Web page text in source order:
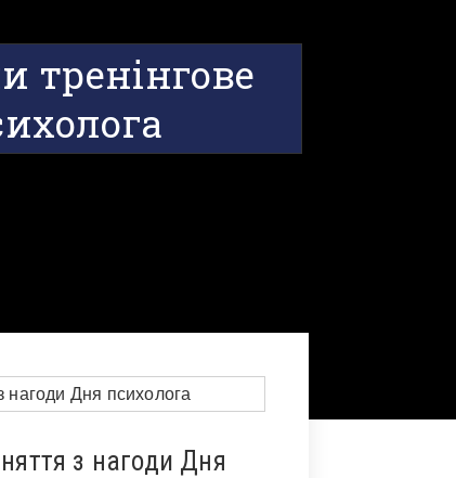
тренінгове
з нагоди Дня